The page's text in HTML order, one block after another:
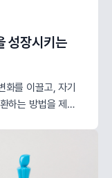
성장시키는
를 이끌고, 자기
하는 방법을 제시